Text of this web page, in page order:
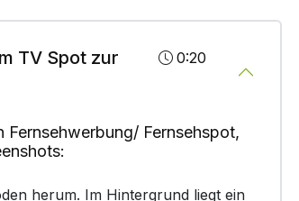
TV Spot zur
0:20
Fernsehwerbung/ Fernsehspot,
herum. Im Hintergrund liegt ein